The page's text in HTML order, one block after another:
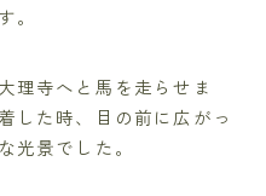
。
理寺へと馬を走らせま
した時、目の前に広がっ
光景でした。